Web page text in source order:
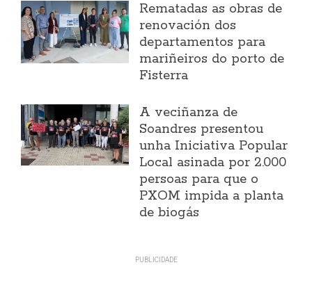
Rematadas as obras de
renovación dos
departamentos para
mariñeiros do porto de
Fisterra
A veciñanza de
Soandres presentou
unha Iniciativa Popular
Local asinada por 2.000
persoas para que o
PXOM impida a planta
de biogás